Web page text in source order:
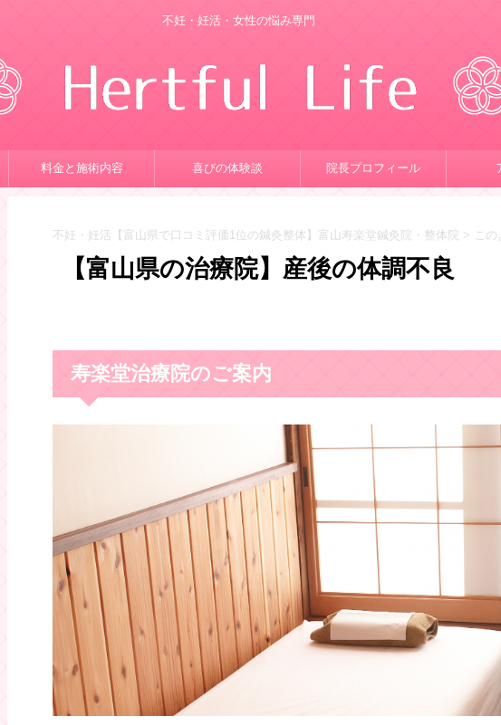
不妊・妊活・女性の悩み専門
料金と施術内容 喜びの体験談 院長プロフィール
不妊・妊活【富山県で口コミ評価1位の鍼灸整体】富山寿楽堂鍼灸院・整体院 > こ
【富山県の治療院】産後の体調不良
寿楽堂治療院のご案内